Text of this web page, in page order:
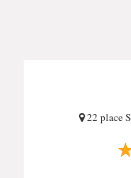
22 place